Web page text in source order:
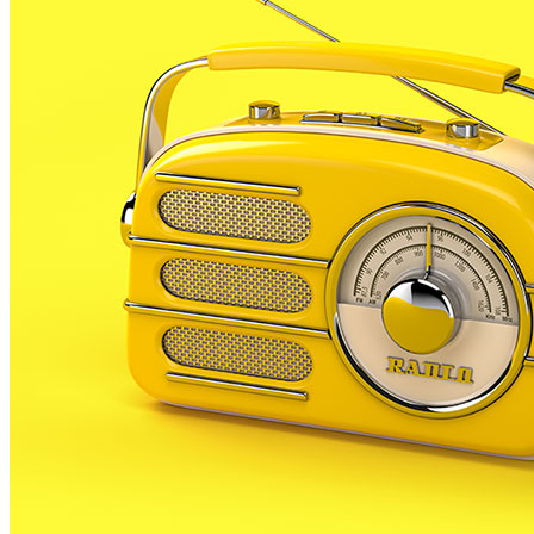
El coronavirus ja fa mesos que està obligant a la
suspensió de moltes de les activitats previstes a
nivell cultural al territori, i que tampoc aquest estiu
es podran celebrar amb normalitat. Mentre que unes
readaptar i programar igualment a
l’actual calendari, d’altres han acabat caient de
l’agenda. Aquest darrer és el cas de la fira
d’atraccions de Sant Roc de Malgrat, que
l’ajuntament del municipi ha acabat suspenent a
causa de la pandèmia del coronavirus.
Segons asseguren des de la regidoria de Fires, s’ha
intentat programar la celebració de la fira fins a
l’últim moment, per «intentar donar normalitat» en